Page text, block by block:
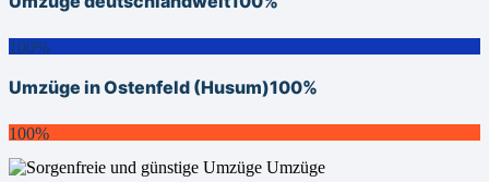
100%
Umzüge in Ostenfeld (Husum)100%
100%